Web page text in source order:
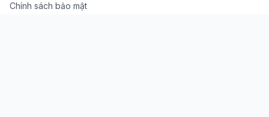
Chính sách bảo mật